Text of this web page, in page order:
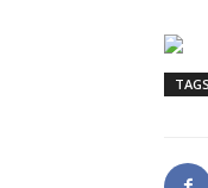
TAGS